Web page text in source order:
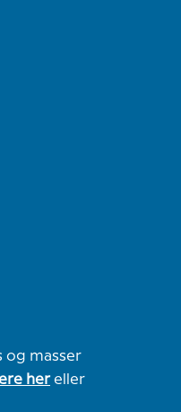
og masser
hereller